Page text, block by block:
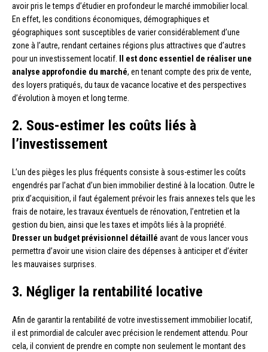
avoir pris le temps d’étudier en profondeur le marché immobilier local.
En effet, les conditions économiques, démographiques et
géographiques sont susceptibles de varier considérablement d’une
zone à l’autre, rendant certaines régions plus attractives que d’autres
pour un investissement locatif.
Il est donc essentiel de réaliser une
analyse approfondie du marché, en tenant compte des prix de vente,
des loyers pratiqués, du taux de vacance locative et des perspectives
d’évolution à moyen et long terme.
2. Sous-estimer les coûts liés à
l’investissement
L’un des pièges les plus fréquents consiste à sous-estimer les coûts
engendrés par l’achat d’un bien immobilier destiné à la location. Outre le
prix d’acquisition, il faut également prévoir les frais annexes tels que les
frais de notaire, les travaux éventuels de rénovation, l’entretien et la
gestion du bien, ainsi que les taxes et impôts liés à la propriété.
Dresser un budget prévisionnel détaillé avant de vous lancer vous
permettra d’avoir une vision claire des dépenses à anticiper et d’éviter
les mauvaises surprises.
3. Négliger la rentabilité locative
Afin de garantir la rentabilité de votre investissement immobilier locatif,
il est primordial de calculer avec précision le rendement attendu. Pour
cela, il convient de prendre en compte non seulement le montant des